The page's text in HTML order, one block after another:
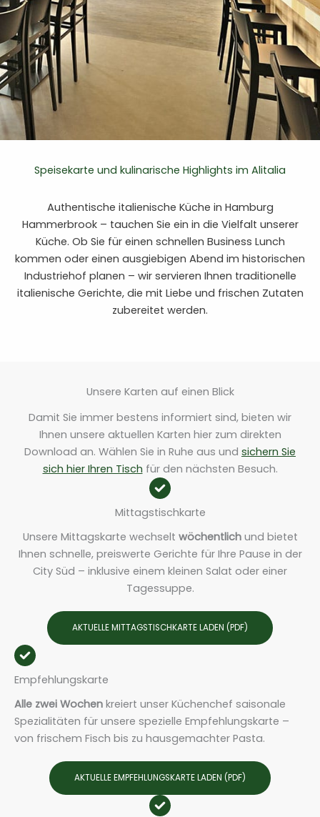
Speisekarte und kulinarische Highlights im Alitalia
Authentische italienische Küche in Hamburg
Hammerbrook – tauchen Sie ein in die Vielfalt unserer
Küche. Ob Sie für einen schnellen Business Lunch
kommen oder einen ausgiebigen Abend im historischen
Industriehof planen – wir servieren Ihnen traditionelle
italienische Gerichte, die mit Liebe und frischen Zutaten
zubereitet werden.
Unsere Karten auf einen Blick
Damit Sie immer bestens informiert sind, bieten wir
Ihnen unsere aktuellen Karten hier zum direkten
Download an. Wählen Sie in Ruhe aus und sichern Sie
sich hier Ihren Tisch für den nächsten Besuch.
Mittagstischkarte
Unsere Mittagskarte wechselt wöchentlichund bietet
Ihnen schnelle, preiswerte Gerichte für Ihre Pause in der
City Süd – inklusive einem kleinen Salat oder einer
Tagessuppe.
AKTUELLE MITTAGSTISCHKARTE LADEN (PDF)
Empfehlungskarte
Alle zwei Wochen kreiert unser Küchenchef saisonale
Spezialitäten für unsere spezielle Empfehlungskarte –
von frischem Fisch bis zu hausgemachter Pasta.
AKTUELLE EMPFEHLUNGSKARTE LADEN (PDF)